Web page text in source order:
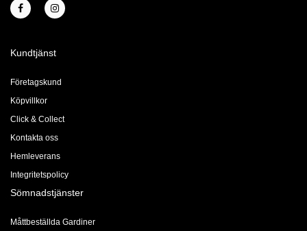
Kundtjänst
Företagskund
Köpvillkor
Click & Collect
Kontakta oss
Hemleverans
Integritetspolicy
Sömnadstjänster
Måttbeställda Gardiner